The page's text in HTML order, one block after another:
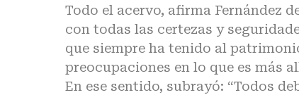
Todo el acervo, afirma Fernández
con todas las certezas y
que siempre ha tenido al
preocupaciones en lo que es más
En ese sentido, subrayó: “Todos